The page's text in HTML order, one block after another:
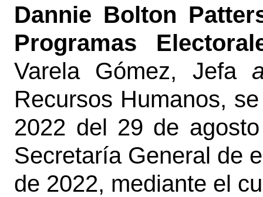
Dannie Bolton
Programas
Varela Gómez, Jefa
Recursos Humanos,
2022 del 29 de
Secretaría General de
de 2022, mediante el